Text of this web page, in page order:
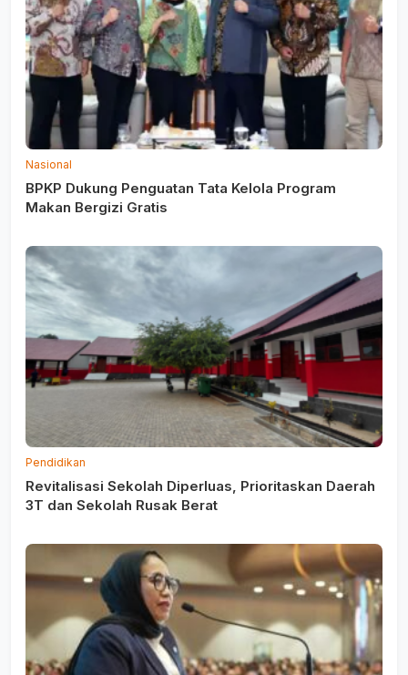
Nasional
BPKP Dukung Penguatan Tata Kelola Program
Makan Bergizi Gratis
Pendidikan
Revitalisasi Sekolah Diperluas, Prioritaskan Daerah
3T dan Sekolah Rusak Berat